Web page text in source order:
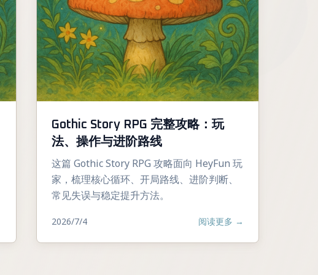
Gothic Story RPG 完整攻略：玩
法、操作与进阶路线
这篇 Gothic Story RPG 攻略面向 HeyFun 玩
家，梳理核心循环、开局路线、进阶判断、
常见失误与稳定提升方法。
2026/7/4 阅读更多 →